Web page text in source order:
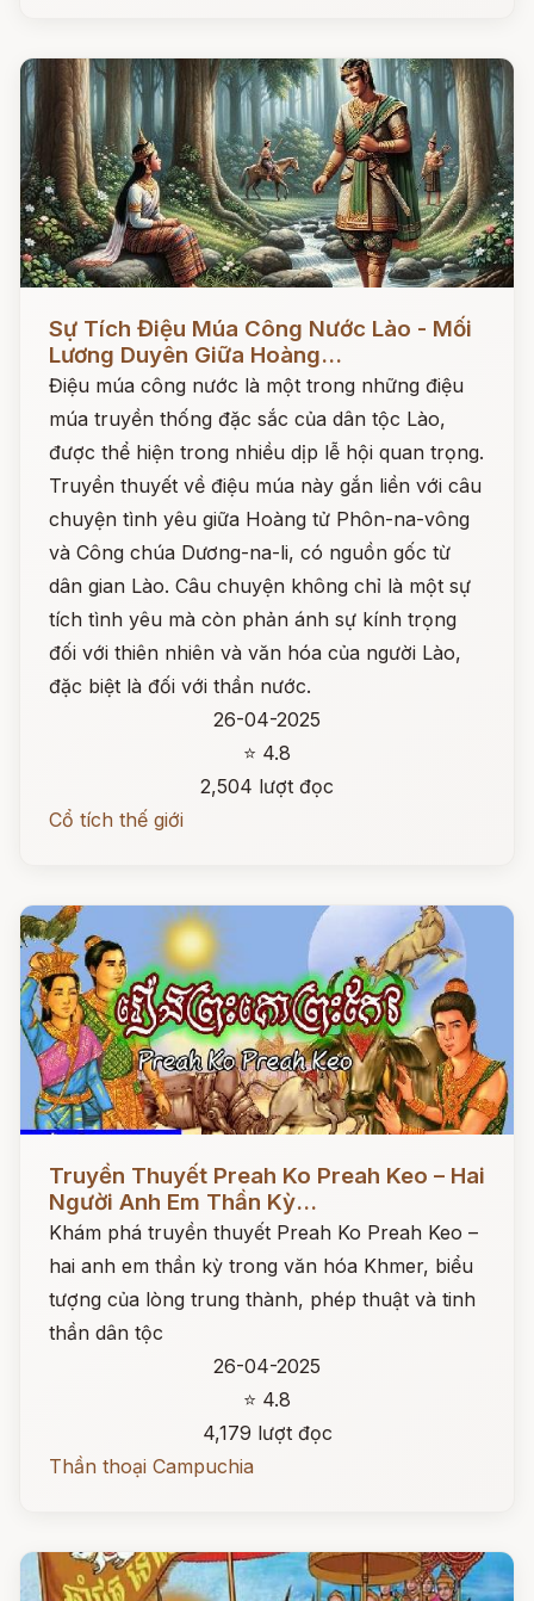
Sự Tích Điệu Múa Công Nước Lào - Mối
Lương Duyên Giữa Hoàng...
Điệu múa công nước là một trong những điệu
múa truyền thống đặc sắc của dân tộc Lào,
được thể hiện trong nhiều dịp lễ hội quan trọng.
Truyền thuyết về điệu múa này gắn liền với câu
chuyện tình yêu giữa Hoàng tử Phôn-na-vông
và Công chúa Dương-na-li, có nguồn gốc từ
dân gian Lào. Câu chuyện không chỉ là một sự
tích tình yêu mà còn phản ánh sự kính trọng
đối với thiên nhiên và văn hóa của người Lào,
đặc biệt là đối với thần nước.
26-04-2025
⭐ 4.8
2,504 lượt đọc
Cổ tích thế giới
Đọc ngay
Truyền Thuyết Preah Ko Preah Keo – Hai
Người Anh Em Thần Kỳ...
Khám phá truyền thuyết Preah Ko Preah Keo –
hai anh em thần kỳ trong văn hóa Khmer, biểu
tượng của lòng trung thành, phép thuật và tinh
thần dân tộc
26-04-2025
⭐ 4.8
4,179 lượt đọc
Thần thoại Campuchia